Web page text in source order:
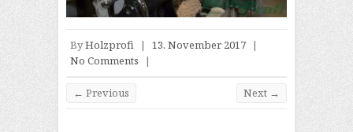
ByHolzprofi | 13. November 2017 |
No Comments
|
← Previous Next →